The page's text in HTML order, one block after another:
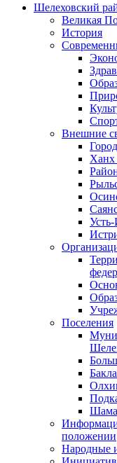
Шелеховский
Великая
История
Внешние
Поселения
положении
Народные